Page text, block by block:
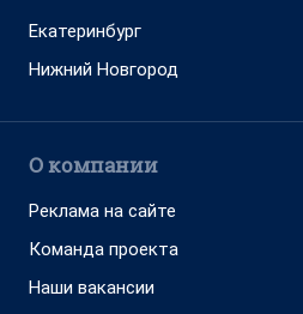
Екатеринбург
Нижний Новгород
О компании
Реклама на сайте
Команда проекта
Наши вакансии